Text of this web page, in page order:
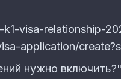
visa-relationship-
application/
нужно